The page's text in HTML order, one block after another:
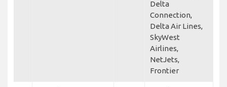
Delta
Connection,
Delta Air Lines,
SkyWest
Airlines,
NetJets,
Frontier